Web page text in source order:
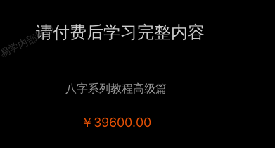
请付费后学习完整内容
八字系列教程高级篇
￥39600.00
易学内部培训